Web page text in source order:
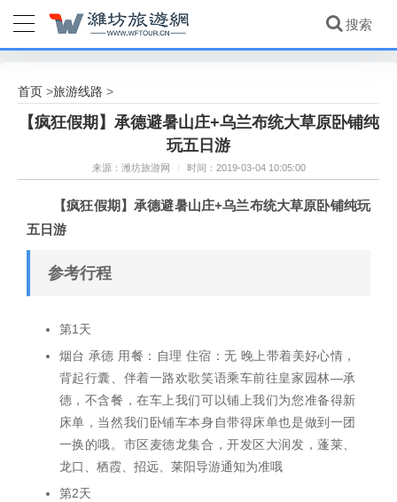
首页 >旅游线路 >
【疯狂假期】承德避暑山庄+乌兰布统大草原卧铺纯
玩五日游
来源：潍坊旅游网 / 时间：2019-03-04 10:05:00
【疯狂假期】承德避暑山庄+乌兰布统大草原卧铺纯玩
五日游
参考行程
第1天
烟台 承德 用餐：自理 住宿：无 晚上带着美好心情，
背起行囊、伴着一路欢歌笑语乘车前往皇家园林—承
德，不含餐，在车上我们可以铺上我们为您准备得新
床单，当然我们卧铺车本身自带得床单也是做到一团
一换的哦。市区麦德龙集合，开发区大润发，蓬莱、
龙口、栖霞、招远、莱阳导游通知为准哦
第2天